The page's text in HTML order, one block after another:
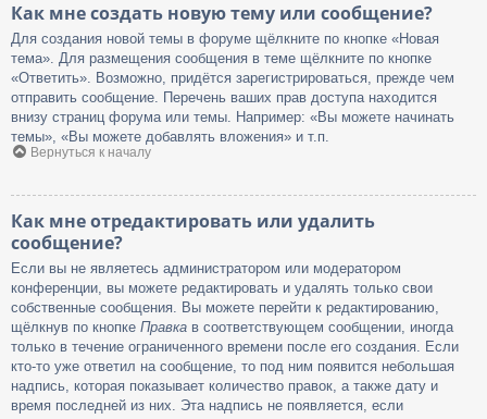
Как мне создать новую тему или сообщение?
Для создания новой темы в форуме щёлкните по кнопке «Новая
тема». Для размещения сообщения в теме щёлкните по кнопке
«Ответить». Возможно, придётся зарегистрироваться, прежде чем
отправить сообщение. Перечень ваших прав доступа находится
внизу страниц форума или темы. Например: «Вы можете начинать
темы», «Вы можете добавлять вложения» и т.п.
Вернуться к началу
Как мне отредактировать или удалить
сообщение?
Если вы не являетесь администратором или модератором
конференции, вы можете редактировать и удалять только свои
собственные сообщения. Вы можете перейти к редактированию,
щёлкнув по кнопке Правка в соответствующем сообщении, иногда
только в течение ограниченного времени после его создания. Если
кто-то уже ответил на сообщение, то под ним появится небольшая
надпись, которая показывает количество правок, а также дату и
время последней из них. Эта надпись не появляется, если